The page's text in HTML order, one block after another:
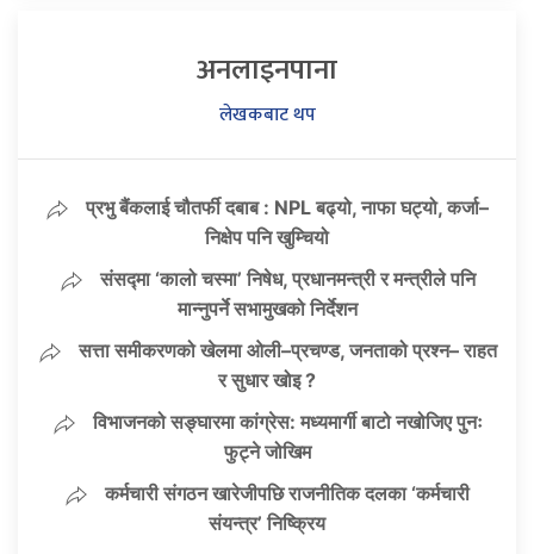
अनलाइनपाना
लेखकबाट थप
प्रभु बैंकलाई चौतर्फी दबाब : NPL बढ्यो, नाफा घट्यो, कर्जा–
निक्षेप पनि खुम्चियो
संसद्मा ‘कालो चस्मा’ निषेध, प्रधानमन्त्री र मन्त्रीले पनि
मान्नुपर्ने सभामुखको निर्देशन
सत्ता समीकरणको खेलमा ओली–प्रचण्ड, जनताको प्रश्न– राहत
र सुधार खोइ ?
विभाजनको सङ्घारमा कांग्रेस: मध्यमार्गी बाटो नखोजिए पुनः
फुट्ने जोखिम
कर्मचारी संगठन खारेजीपछि राजनीतिक दलका ‘कर्मचारी
संयन्त्र’ निष्क्रिय